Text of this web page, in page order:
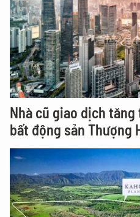
Nhà cũ giao dịch
bất động sản Thượng